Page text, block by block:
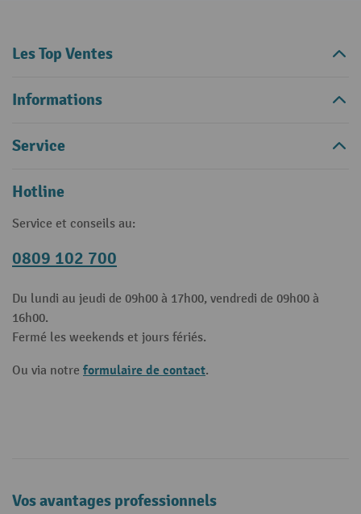
Les Top Ventes
Informations
Service
Hotline
Service et conseils au:
0809 102 700
Du lundi au jeudi de 09h00 à 17h00, vendredi de 09h00 à
16h00.
Fermé les weekends et jours fériés.
Ou via notre formulaire de contact.
Vos avantages professionnels